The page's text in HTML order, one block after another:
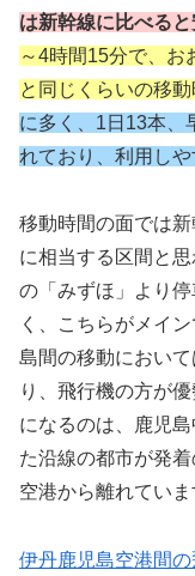
は新幹線に比べると
～4時間15分で、お
と同じくらいの移動
に多く、1日13本、
れており、利用しや
移動時間の面では
に相当する区間と
の「みずほ」より
く、こちらがメイ
島間の移動におい
り、飛行機の方が
になるのは、鹿児
た沿線の都市が発
空港から離れていま
伊丹鹿児島空港間